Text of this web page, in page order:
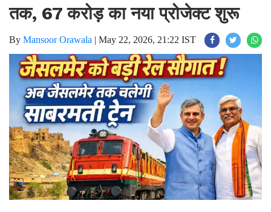
तक, 67 करोड़ का नया प्रोजेक्ट शुरू
By Mansoor Orawala | May 22, 2026, 21:22 IST